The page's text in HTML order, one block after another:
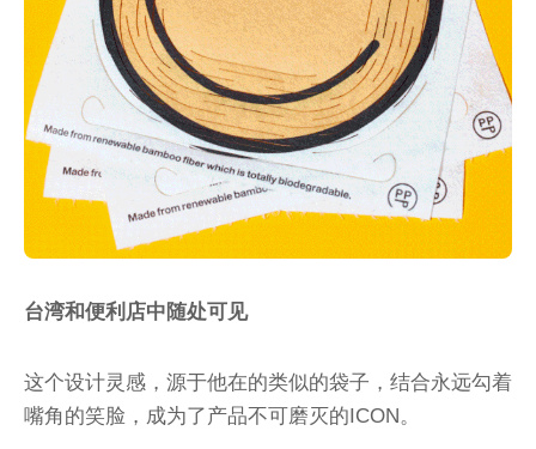
台湾和便利店中随处可见
这个设计灵感，源于他在的类似的袋子，结合永远勾着
嘴角的笑脸，成为了产品不可磨灭的ICON。